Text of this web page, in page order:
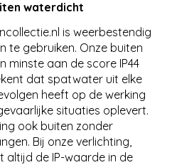
waterdicht
is weerbestendig
te gebruiken. Onze buiten
minste aan de score IP44
dat spatwater uit elke
heeft op de werking
situaties oplevert.
ook buiten zonder
Bij onze verlichting,
altijd de IP-waarde in de